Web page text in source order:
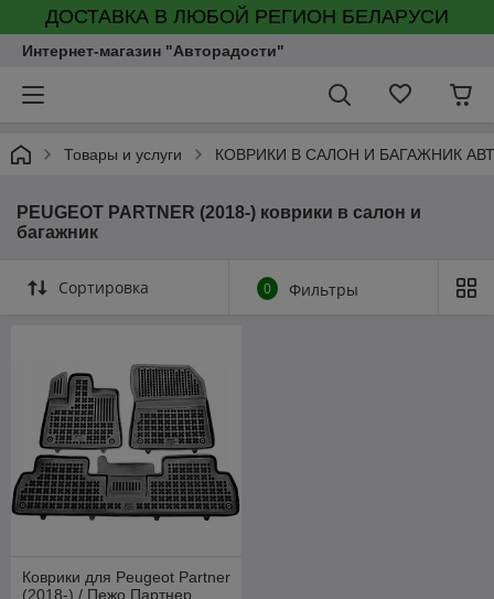
ДОСТАВКА В ЛЮБОЙ РЕГИОН БЕЛАРУСИ
Интернет-магазин "Авторадости"
Товары и услуги КОВРИКИ В САЛОН И БАГАЖНИК
PEUGEOT PARTNER (2018-) коврики в салон и
багажник
Сортировка 0 Фильтры
Коврики для Peugeot Partner
(2018-) / Пежо Партнер